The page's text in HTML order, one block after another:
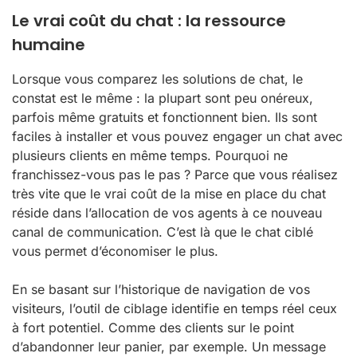
Le vrai coût du chat : la ressource
humaine
Lorsque vous comparez les solutions de chat, le
constat est le même : la plupart sont peu onéreux,
parfois même gratuits et fonctionnent bien. Ils sont
faciles à installer et vous pouvez engager un chat avec
plusieurs clients en même temps. Pourquoi ne
franchissez-vous pas le pas ? Parce que vous réalisez
très vite que le vrai coût de la mise en place du chat
réside dans l’allocation de vos agents à ce nouveau
canal de communication. C’est là que le chat ciblé
vous permet d’économiser le plus.
En se basant sur l’historique de navigation de vos
visiteurs, l’outil de ciblage identifie en temps réel ceux
à fort potentiel. Comme des clients sur le point
d’abandonner leur panier, par exemple. Un message